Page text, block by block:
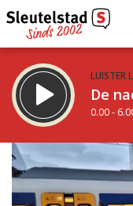
LUISTER
De
0.00 -
STRAKS:
De ochtend van
Vorig uur